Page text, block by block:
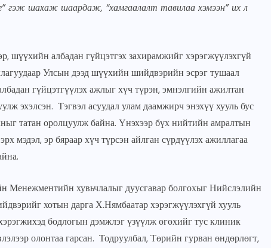
гэж шахаж шаардаж, “хамгаалалт тавилаа хэмээн” их л
албадан гүйцэтгэх захирамжийг хэрэгжүүлэхгүй
Улсын дээд шүүхийн шийдвэрийн эсрэг тушаал
гүйцэтгүүлэх ажлыг хүч түрэн, эмнэлгийн ажилтан
эхэлсэн. Тэгвэл асуудал улам даамжирч энэхүү хууль бус
татан оролцуулж байна. Үнэхээр бүх нийтийн амралтын
мэдэл, эр бяраар хүч түрсэн айлган сүрдүүлэх ажиллагаа
хувьчлалыг дуусгавар болгохыг Нийслэлийн
хотын дарга Х.Нямбаатар хэрэгжүүлэхгүй хууль
бодлогын дэмжлэг үзүүлж өгөхийг тус клиник
олонтаа гарсан. Тодруулбал, Төрийн гурван өндөрлөгт,
Эрдэнэ” хамтлагийн 55